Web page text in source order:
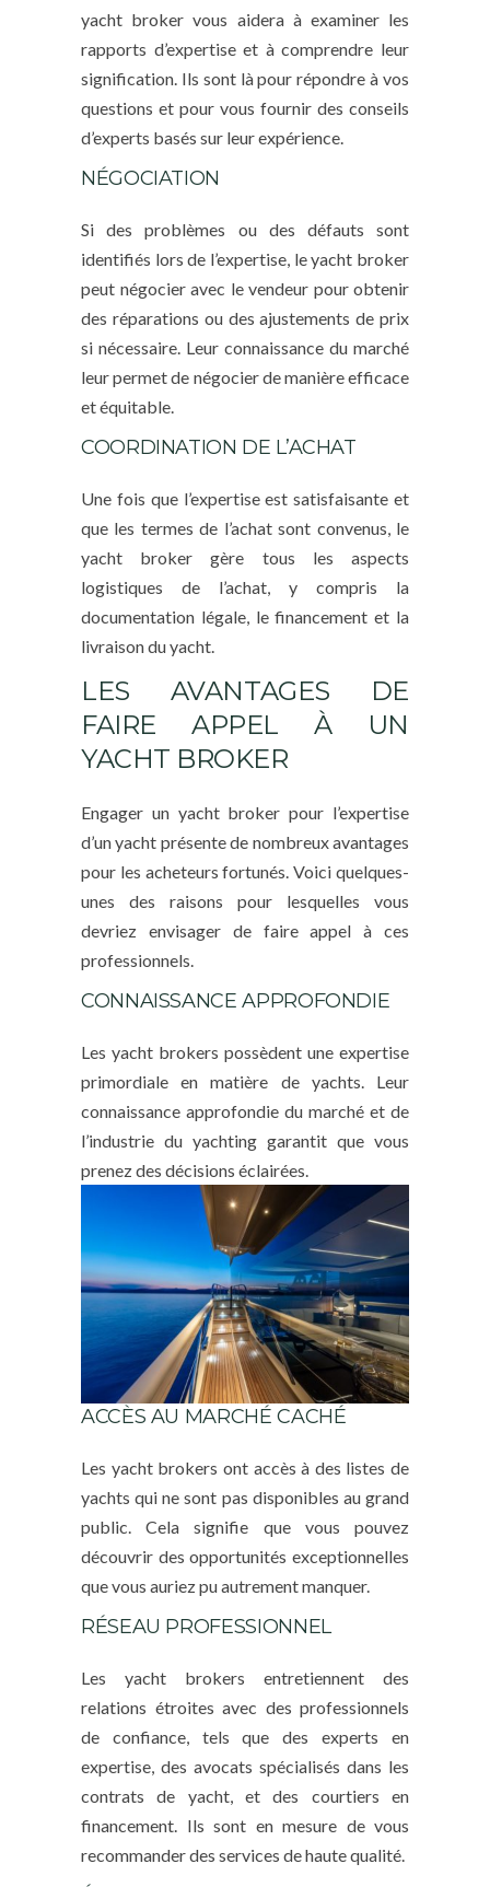
yacht broker vous aidera à examiner les
rapports d’expertise et à comprendre leur
signification. Ils sont là pour répondre à vos
questions et pour vous fournir des conseils
d’experts basés sur leur expérience.
NÉGOCIATION
Si des problèmes ou des défauts sont
identifiés lors de l’expertise, le yacht broker
peut négocier avec le vendeur pour obtenir
des réparations ou des ajustements de prix
si nécessaire. Leur connaissance du marché
leur permet de négocier de manière efficace
et équitable.
COORDINATION DE L’ACHAT
Une fois que l’expertise est satisfaisante et
que les termes de l’achat sont convenus, le
yacht broker gère tous les aspects
logistiques de l’achat, y compris la
documentation légale, le financement et la
livraison du yacht.
LES AVANTAGES DE
FAIRE APPEL À UN
YACHT BROKER
Engager un yacht broker pour l’expertise
d’un yacht présente de nombreux avantages
pour les acheteurs fortunés. Voici quelques-
unes des raisons pour lesquelles vous
devriez envisager de faire appel à ces
professionnels.
CONNAISSANCE APPROFONDIE
Les yacht brokers possèdent une expertise
primordiale en matière de yachts. Leur
connaissance approfondie du marché et de
l’industrie du yachting garantit que vous
prenez des décisions éclairées.
ACCÈS AU MARCHÉ CACHÉ
Les yacht brokers ont accès à des listes de
yachts qui ne sont pas disponibles au grand
public. Cela signifie que vous pouvez
découvrir des opportunités exceptionnelles
que vous auriez pu autrement manquer.
RÉSEAU PROFESSIONNEL
Les yacht brokers entretiennent des
relations étroites avec des professionnels
de confiance, tels que des experts en
expertise, des avocats spécialisés dans les
contrats de yacht, et des courtiers en
financement. Ils sont en mesure de vous
recommander des services de haute qualité.